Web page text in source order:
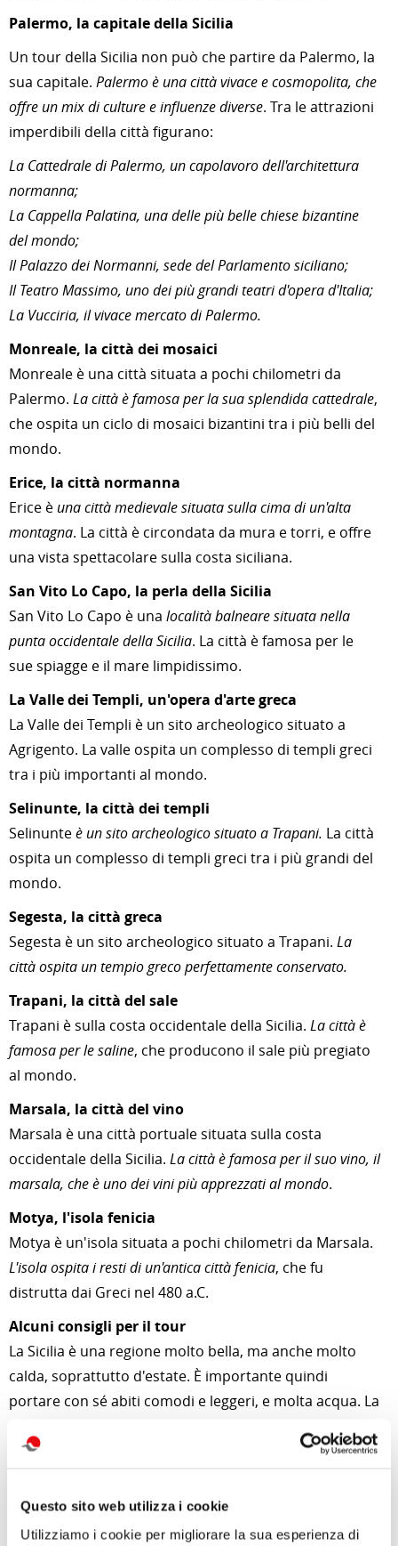
Questo sito web utilizza i cookie
Utilizziamo i cookie per migliorare la sua esperienza di
Palermo, la capitale della Sicilia
Un tour della Sicilia non può che partire da Palermo, la
sua capitale. Palermo è una città vivace e cosmopolita, che
offre un mix di culture e influenze diverse. Tra le attrazioni
imperdibili della città figurano:
La Cattedrale di Palermo, un capolavoro dell'architettura
normanna;
La Cappella Palatina, una delle più belle chiese bizantine
del mondo;
Il Palazzo dei Normanni, sede del Parlamento siciliano;
Il Teatro Massimo, uno dei più grandi teatri d'opera d'Italia;
La Vucciria, il vivace mercato di Palermo.
Monreale, la città dei mosaici
Monreale è una città situata a pochi chilometri da
Palermo. La città è famosa per la sua splendida cattedrale,
che ospita un ciclo di mosaici bizantini tra i più belli del
mondo.
Erice, la città normanna
Erice è una città medievale situata sulla cima di un'alta
montagna. La città è circondata da mura e torri, e offre
una vista spettacolare sulla costa siciliana.
San Vito Lo Capo, la perla della Sicilia
San Vito Lo Capo è una località balneare situata nella
punta occidentale della Sicilia. La città è famosa per le
sue spiagge e il mare limpidissimo.
La Valle dei Templi, un'opera d'arte greca
La Valle dei Templi è un sito archeologico situato a
Agrigento. La valle ospita un complesso di templi greci
tra i più importanti al mondo.
Selinunte, la città dei templi
Selinunteè un sito archeologico situato a Trapani. La città
ospita un complesso di templi greci tra i più grandi del
mondo.
Segesta, la città greca
Segesta è un sito archeologico situato a Trapani. La
città ospita un tempio greco perfettamente conservato.
Trapani, la città del sale
Trapani è sulla costa occidentale della Sicilia. La città è
famosa per le saline, che producono il sale più pregiato
al mondo.
Marsala, la città del vino
Marsala è una città portuale situata sulla costa
occidentale della Sicilia. La città è famosa per il suo vino, il
marsala, che è uno dei vini più apprezzati al mondo.
Motya, l'isola fenicia
Motya è un'isola situata a pochi chilometri da Marsala.
L'isola ospita i resti di un'antica città fenicia, che fu
distrutta dai Greci nel 480 a.C.
Alcuni consigli per il tour
La Sicilia è una regione molto bella, ma anche molto
calda, soprattutto d'estate. È importante quindi
portare con sé abiti comodi e leggeri, e molta acqua. La
importante informarsi sulle principali attrazioni e sui
un'esperienza indimenticabile, che permette di
scoprire le bellezze di questa terra affascinante.